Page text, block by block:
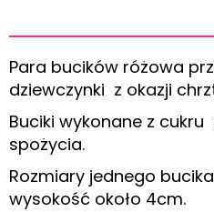
Para bucików różowa
dziewczynki z okazji
Buciki wykonane z
spożycia.
Rozmiary jednego
wysokość około 4cm.